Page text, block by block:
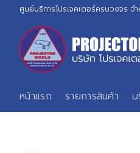
content
ศูนย์บริการโปรเจคเตอร์ครบวงจร
หน้าแรก รายการสินค้า